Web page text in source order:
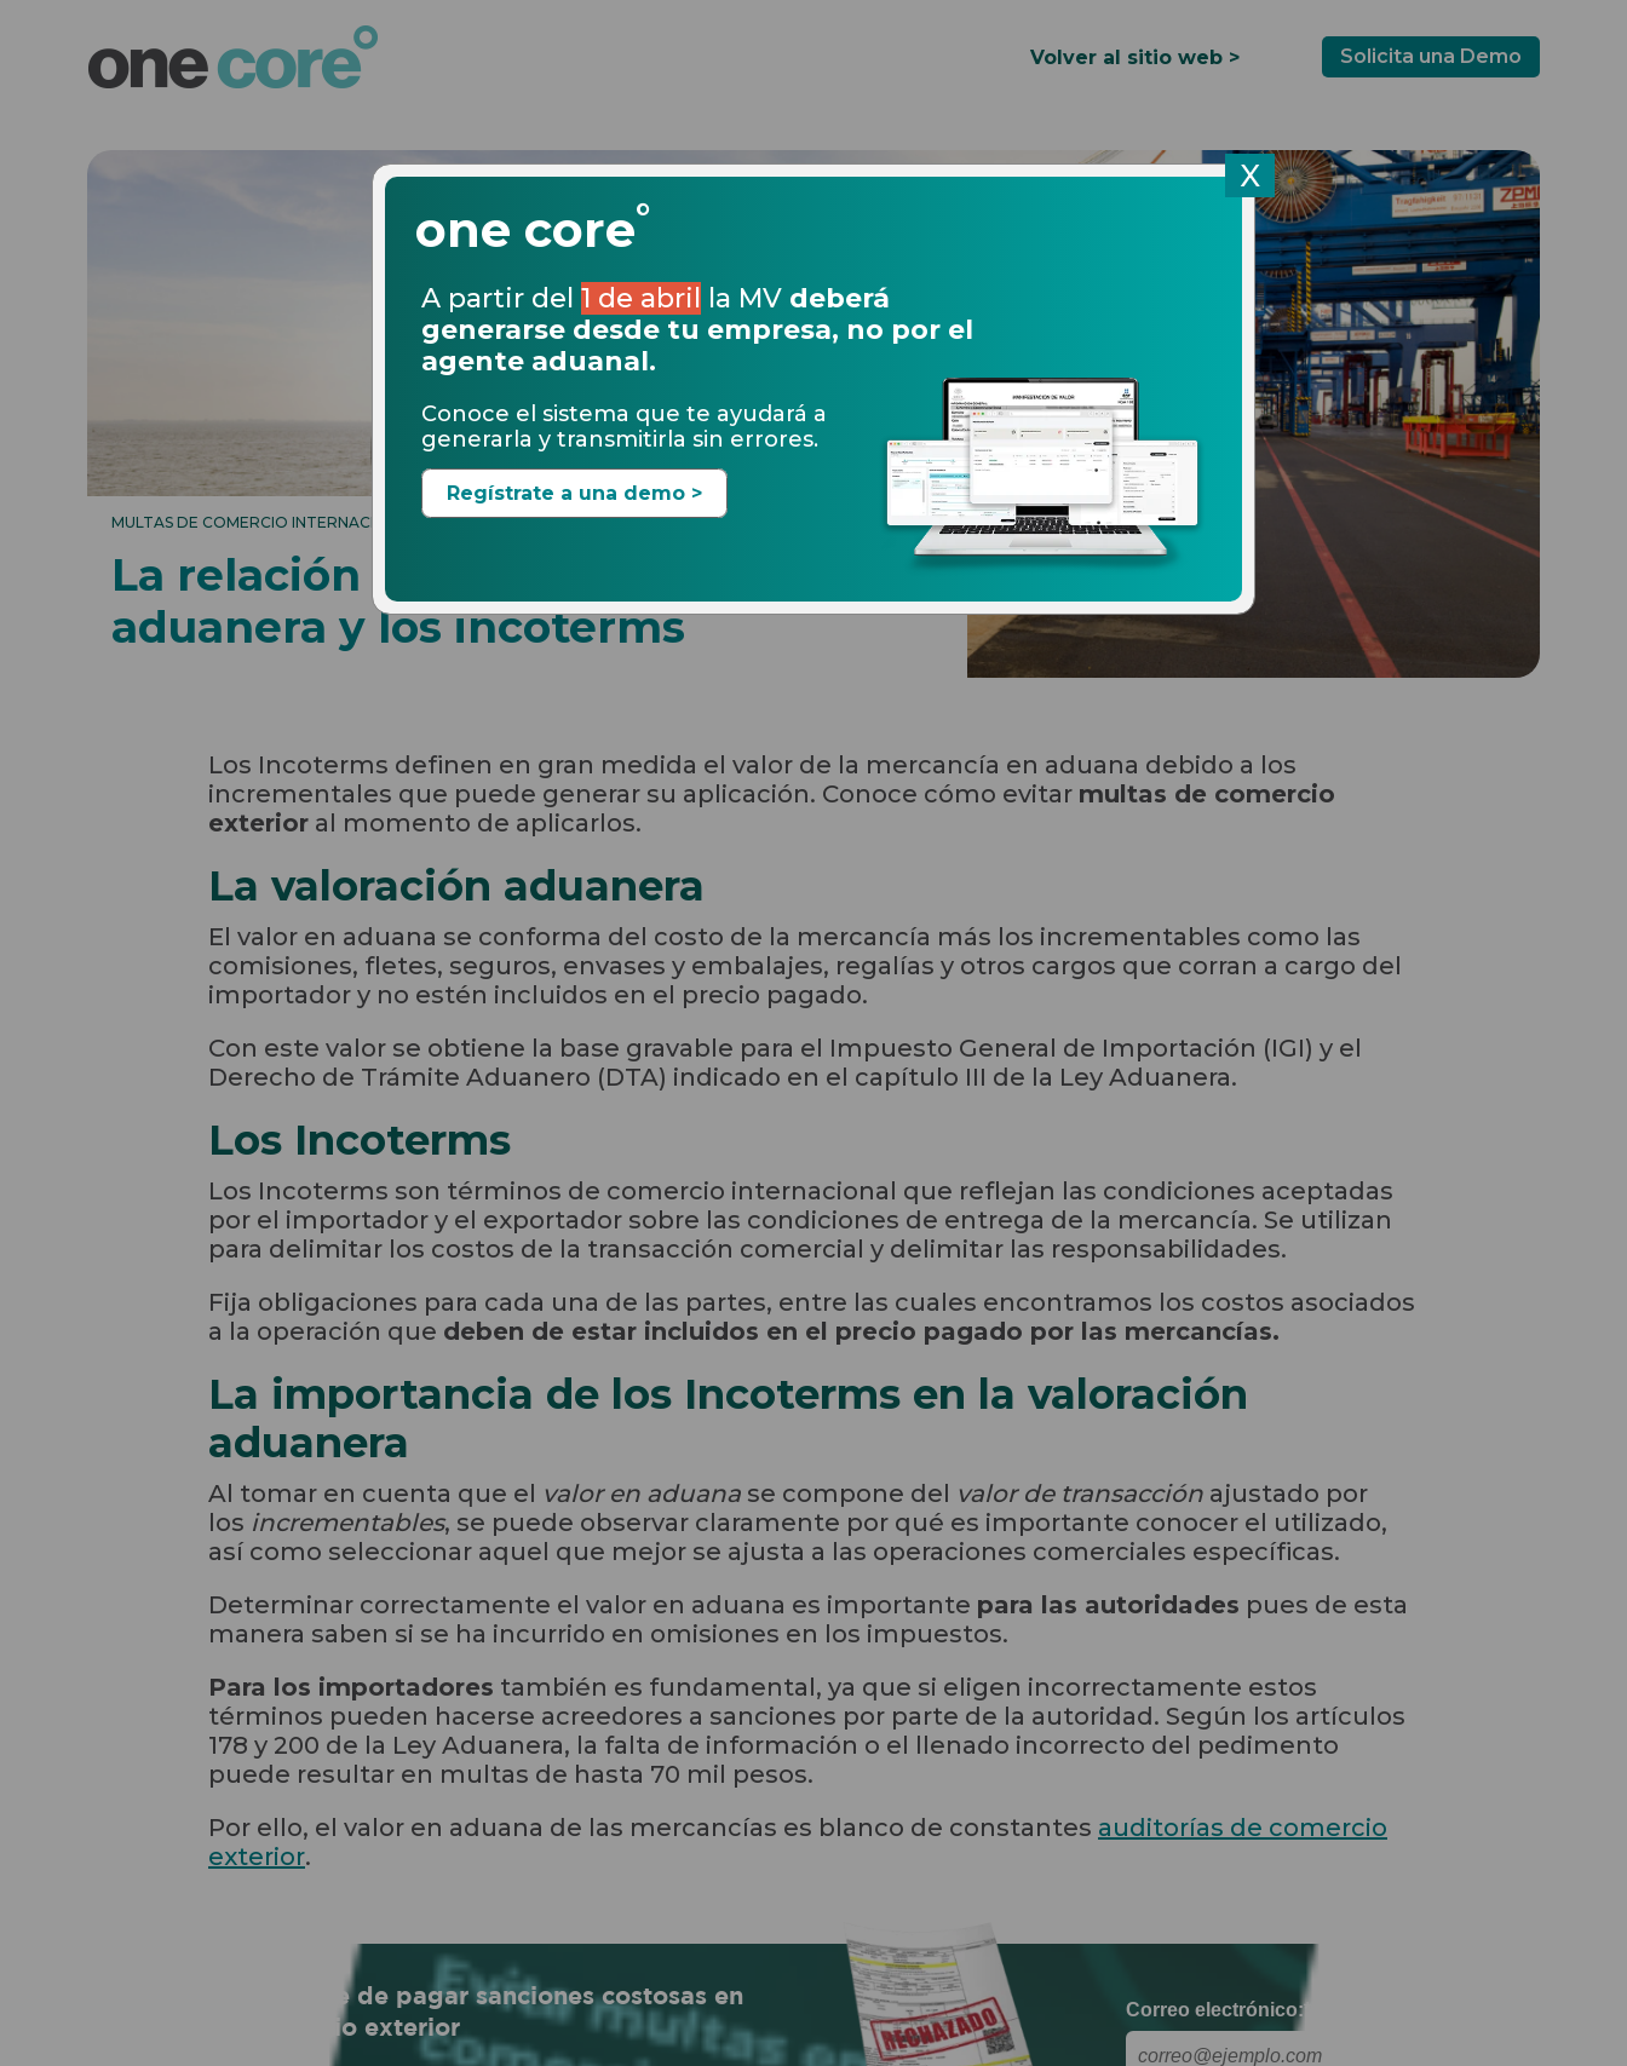
Volver al sitio web > Solicita una Demo
MULTAS DE COMERCIO INTERNACIONAL
La relación entre la valoración
aduanera y los incoterms
Los Incoterms definen en gran medida el valor de la mercancía en aduana debido a los
incrementales que puede generar su aplicación. Conoce cómo evitar multas de comercio
exterior al momento de aplicarlos.
La valoración aduanera
El valor en aduana se conforma del costo de la mercancía más los incrementables como las
comisiones, fletes, seguros, envases y embalajes, regalías y otros cargos que corran a cargo del
importador y no estén incluidos en el precio pagado.
Con este valor se obtiene la base gravable para el Impuesto General de Importación (IGI) y el
Derecho de Trámite Aduanero (DTA) indicado en el capítulo III de la Ley Aduanera.
Los Incoterms
Los Incoterms son términos de comercio internacional que reflejan las condiciones aceptadas
por el importador y el exportador sobre las condiciones de entrega de la mercancía. Se utilizan
para delimitar los costos de la transacción comercial y delimitar las responsabilidades.
Fija obligaciones para cada una de las partes, entre las cuales encontramos los costos asociados
a la operación que deben de estar incluidos en el precio pagado por las mercancías.
La importancia de los Incoterms en la valoración
aduanera
Al tomar en cuenta que el valor en aduana se compone del valor de transacción ajustado por
los incrementables, se puede observar claramente por qué es importante conocer el utilizado,
así como seleccionar aquel que mejor se ajusta a las operaciones comerciales específicas.
Determinar correctamente el valor en aduana es importante para las autoridades pues de esta
manera saben si se ha incurrido en omisiones en los impuestos.
Para los importadores también es fundamental, ya que si eligen incorrectamente estos
términos pueden hacerse acreedores a sanciones por parte de la autoridad. Según los artículos
178 y 200 de la Ley Aduanera, la falta de información o el llenado incorrecto del pedimento
puede resultar en multas de hasta 70 mil pesos.
Por ello, el valor en aduana de las mercancías es blanco de constantes auditorías de comercio
exterior.
Olvídate de pagar sanciones costosas en
comercio exterior
Correo electrónico:*
X
one core°
A partir del 1 de abril la MV deberá
generarse desde tu empresa, no por el
agente aduanal.
Conoce el sistema que te ayudará a
generarla y transmitirla sin errores.
Regístrate a una demo >